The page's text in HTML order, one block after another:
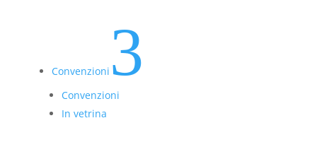
Convenzioni 3
Convenzioni
In vetrina